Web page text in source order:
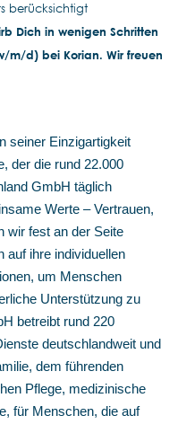
berücksichtigt
Dich in wenigen Schritten
m/d) bei Korian. Wir freuen
seiner Einzigartigkeit
der die rund 22.000
GmbH täglich
Werte – Vertrauen,
wir fest an der Seite
auf ihre individuellen
um Menschen
Unterstützung zu
betreibt rund 220
deutschlandweit und
dem führenden
Pflege, medizinische
für Menschen, die auf